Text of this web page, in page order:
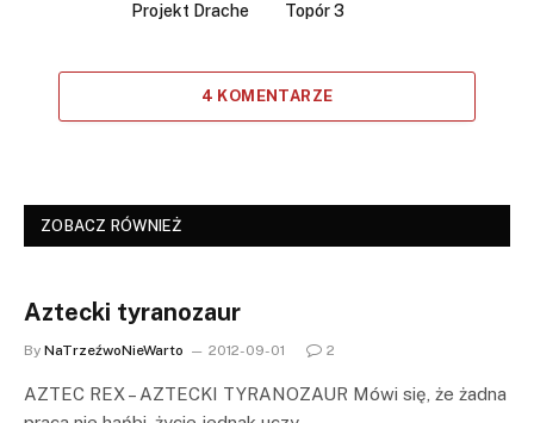
Projekt Drache Topór 3
4 KOMENTARZE
ZOBACZ RÓWNIEŻ
Aztecki tyranozaur
By NaTrzeźwoNieWarto 2012-09-01 2
AZTEC REX – AZTECKI TYRANOZAUR Mówi się, że żadna